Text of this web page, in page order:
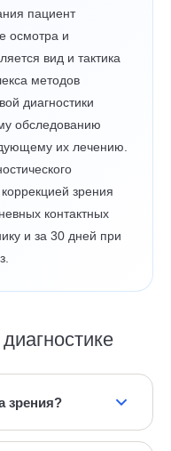
пациент
осмотра и
вид и тактика
методов
диагностики
обследованию
их лечению.
зрения
контактных
и за 30 дней при
зрения?
и степени его